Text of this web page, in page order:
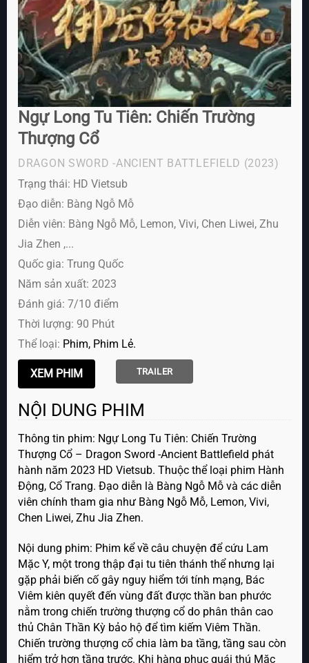
Ngự Long Tu Tiên: Chiến Trường
Thượng Cổ
DRAGON SWORD -ANCIENT BATTLEFIELD (2023)
Trạng thái: HD Vietsub
Đạo diễn: Bàng Ngỗ Mỗ
Diễn viên: Bàng Ngỗ Mỗ, Lemon, Vivi, Chen Liwei, Zhu
Jia Zhen ,...
Quốc gia: Trung Quốc
Năm sản xuất: 2023
Đánh giá: 7/10 điểm
Thời lượng: 90 Phút
Thể loại: Phim Phim Lẻ
TRAILER
NỘI DUNG PHIM
Thông tin phim: Ngự Long Tu Tiên: Chiến Trường
Thượng Cổ – Dragon Sword -Ancient Battlefield phát
hành năm 2023 HD Vietsub. Thuộc thể loại phim Hành
Động, Cổ Trang. Đạo diễn là Bàng Ngỗ Mỗ và các diễn
viên chính tham gia như Bàng Ngỗ Mỗ, Lemon, Vivi,
Chen Liwei, Zhu Jia Zhen.
Nội dung phim: Phim kể về câu chuyện để cứu Lam
Mặc Y, một trong thập đại tu tiên thánh thể nhưng lại
gặp phải biến cố gây nguy hiểm tới tính mạng, Bác
Viêm kiên quyết đến vùng đất được thần ban phước
nằm trong chiến trường thượng cổ do phân thân cao
thủ Chân Thần Kỳ bảo hộ để tìm kiếm Viêm Thần.
Chiến trường thượng cổ chia làm ba tầng, tầng sau còn
hiểm trở hơn tầng trước. Khi hàng phục quái thú Mặc